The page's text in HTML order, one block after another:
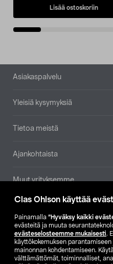
Clas Ohlson käyttää
Painamalla ”Hyväksy kaikki
evästeitä ja muuta
evästeselosteemme mukaisesti.
käyttökokemuksen
mainonnan kohdentamiseen.
välttämättömät, toiminnalliset,
Lisää ostoskoriin
Alatunniste
Asiakaspalvelu
Yleisiä kysymyksiä
Tietoa meistä
Ajankohtaista
Muut yrityksemme
Etsi
SE
FI